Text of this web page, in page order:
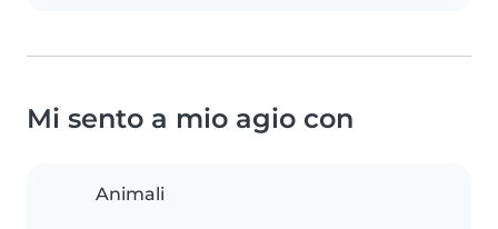
Mi sento a mio agio con
Animali